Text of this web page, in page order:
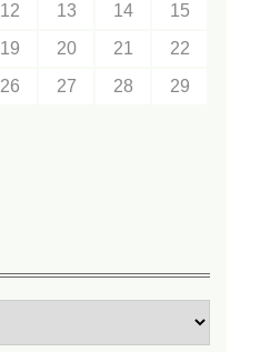
12 13 14
15
19 20 21
22
26 27 28
29